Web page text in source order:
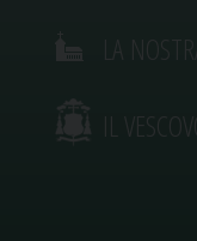
IL VESCOVO